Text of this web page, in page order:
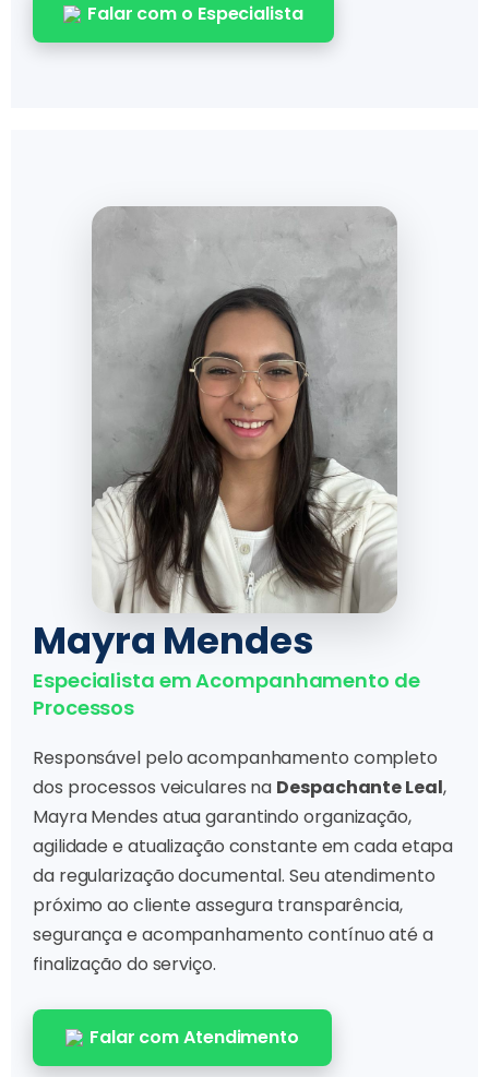
Falar com o Especialista
Mayra Mendes
Especialista em Acompanhamento de
Processos
Responsável pelo acompanhamento completo
dos processos veiculares na Despachante Leal,
Mayra Mendes atua garantindo organização,
agilidade e atualização constante em cada etapa
da regularização documental. Seu atendimento
próximo ao cliente assegura transparência,
segurança e acompanhamento contínuo até a
finalização do serviço.
Falar com Atendimento